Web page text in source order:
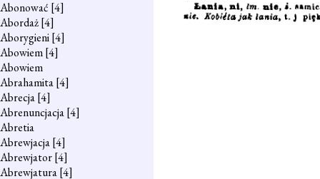
Abonować [4]
Abordaż[4]
Aborygieni[4]
Abowiem[4]
Abowiem
Abrahamita[4]
Abrecja[4]
Abrenuncjacja[4]
Abretia
Abrewjacja[4]
Abrewjator[4]
Abrewjatura[4]